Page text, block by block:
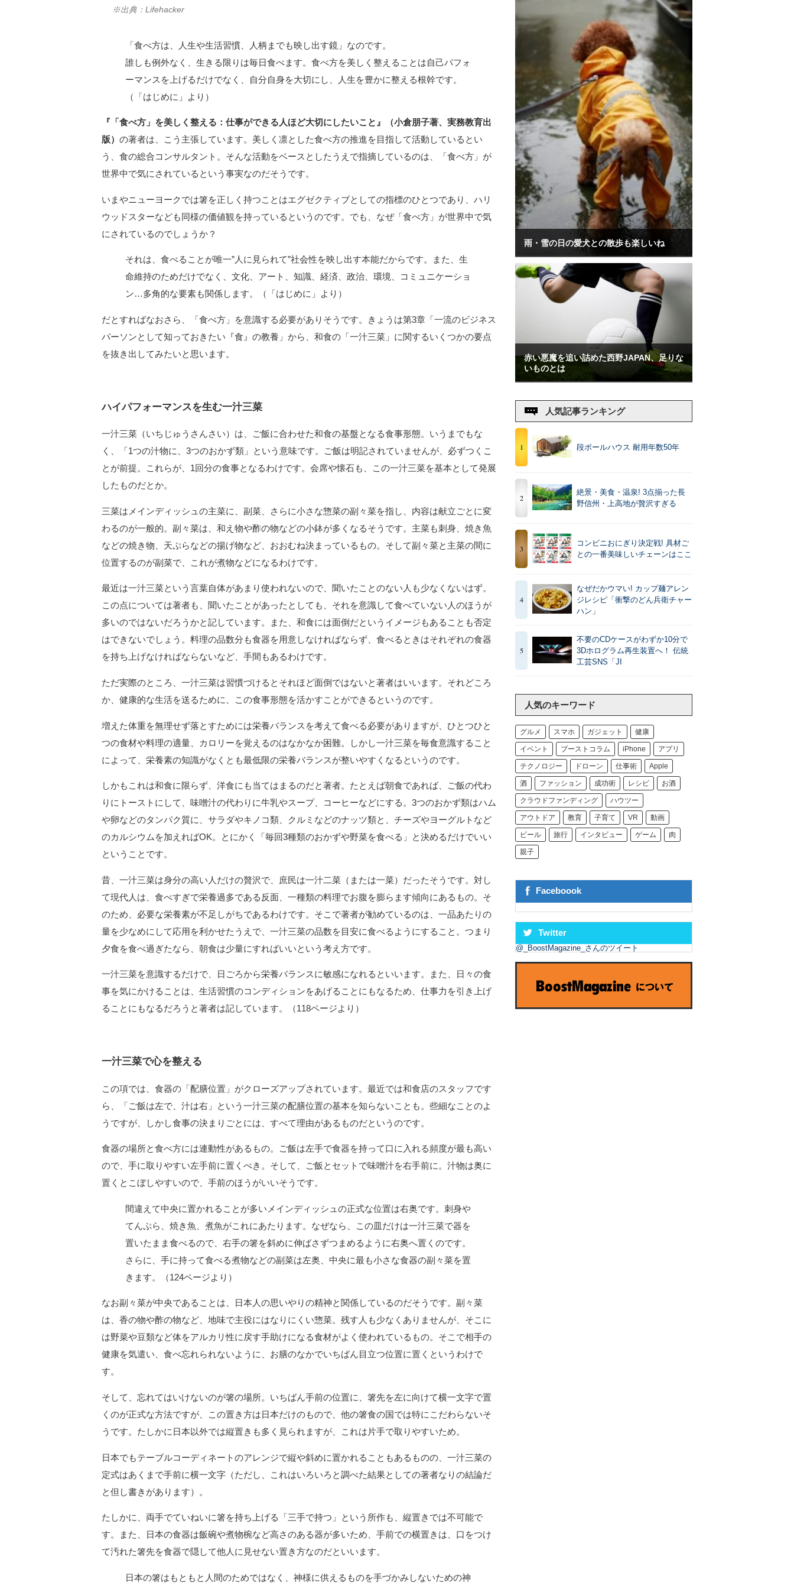
※出典：Lifehacker
「食べ方は、人生や生活習慣、人柄までも映し出す鏡」なのです。
誰しも例外なく、生きる限りは毎日食べます。食べ方を美しく整えることは自己パフォ
ーマンスを上げるだけでなく、自分自身を大切にし、人生を豊かに整える根幹です。
（「はじめに」より）
『「食べ方」を美しく整える：仕事ができる人ほど大切にしたいこと』（小倉朋子著、実務教育出
版） の著者は、こう主張しています。美しく凛とした食べ方の推進を目指して活動しているとい
う、食の総合コンサルタント。そんな活動をベースとしたうえで指摘しているのは、「食べ方」が
世界中で気にされているという事実なのだそうです。
いまやニューヨークでは箸を正しく持つことはエグゼクティブとしての指標のひとつであり、ハリ
ウッドスターなども同様の価値観を持っているというのです。でも、なぜ「食べ方」が世界中で気
にされているのでしょうか？
それは、食べることが唯一”人に見られて”社会性を映し出す本能だからです。また、生
命維持のためだけでなく、文化、アート、知識、経済、政治、環境、コミュニケーショ
ン…多角的な要素も関係します。（「はじめに」より）
だとすればなおさら、「食べ方」を意識する必要がありそうです。きょうは第3章「一流のビジネス
パーソンとして知っておきたい『食』の教養」から、和食の「一汁三菜」に関するいくつかの要点
を抜き出してみたいと思います。
ハイパフォーマンスを生む一汁三菜
一汁三菜（いちじゅうさんさい）は、ご飯に合わせた和食の基盤となる食事形態。いうまでもな
く、「1つの汁物に、3つのおかず類」という意味です。ご飯は明記されていませんが、必ずつくこ
とが前提。これらが、1回分の食事となるわけです。会席や懐石も、この一汁三菜を基本として発展
したものだとか。
三菜はメインディッシュの主菜に、副菜、さらに小さな惣菜の副々菜を指し、内容は献立ごとに変
わるのが一般的。副々菜は、和え物や酢の物などの小鉢が多くなるそうです。主菜も刺身、焼き魚
などの焼き物、天ぷらなどの揚げ物など、おおむね決まっているもの。そして副々菜と主菜の間に
位置するのが副菜で、これが煮物などになるわけです。
最近は一汁三菜という言葉自体があまり使われないので、聞いたことのない人も少なくないはず。
この点については著者も、聞いたことがあったとしても、それを意識して食べていない人のほうが
多いのではないだろうかと記しています。また、和食には面倒だというイメージもあることも否定
はできないでしょう。料理の品数分も食器を用意しなければならず、食べるときはそれぞれの食器
を持ち上げなければならないなど、手間もあるわけです。
ただ実際のところ、一汁三菜は習慣づけるとそれほど面倒ではないと著者はいいます。それどころ
か、健康的な生活を送るために、この食事形態を活かすことができるというのです。
増えた体重を無理せず落とすためには栄養バランスを考えて食べる必要がありますが、ひとつひと
つの食材や料理の適量、カロリーを覚えるのはなかなか困難。しかし一汁三菜を毎食意識すること
によって、栄養素の知識がなくとも最低限の栄養バランスが整いやすくなるというのです。
しかもこれは和食に限らず、洋食にも当てはまるのだと著者。たとえば朝食であれば、ご飯の代わ
りにトーストにして、味噌汁の代わりに牛乳やスープ、コーヒーなどにする。3つのおかず類はハム
や卵などのタンパク質に、サラダやキノコ類、クルミなどのナッツ類と、チーズやヨーグルトなど
のカルシウムを加えればOK。とにかく「毎回3種類のおかずや野菜を食べる」と決めるだけでいい
ということです。
昔、一汁三菜は身分の高い人だけの贅沢で、庶民は一汁二菜（または一菜）だったそうです。対し
て現代人は、食べすぎで栄養過多である反面、一種類の料理でお腹を膨らます傾向にあるもの。そ
のため、必要な栄養素が不足しがちであるわけです。そこで著者が勧めているのは、一品あたりの
量を少なめにして応用を利かせたうえで、一汁三菜の品数を目安に食べるようにすること。つまり
夕食を食べ過ぎたなら、朝食は少量にすればいいという考え方です。
一汁三菜を意識するだけで、日ごろから栄養バランスに敏感になれるといいます。また、日々の食
事を気にかけることは、生活習慣のコンディションをあげることにもなるため、仕事力を引き上げ
ることにもなるだろうと著者は記しています。（118ページより）
一汁三菜で心を整える
この項では、食器の「配膳位置」がクローズアップされています。最近では和食店のスタッフです
ら、「ご飯は左で、汁は右」という一汁三菜の配膳位置の基本を知らないことも。些細なことのよ
うですが、しかし食事の決まりごとには、すべて理由があるものだというのです。
食器の場所と食べ方には連動性があるもの。ご飯は左手で食器を持って口に入れる頻度が最も高い
ので、手に取りやすい左手前に置くべき。そして、ご飯とセットで味噌汁を右手前に。汁物は奥に
置くとこぼしやすいので、手前のほうがいいそうです。
間違えて中央に置かれることが多いメインディッシュの正式な位置は右奥です。刺身や
てんぷら、焼き魚、煮魚がこれにあたります。なぜなら、この皿だけは一汁三菜で器を
置いたまま食べるので、右手の箸を斜めに伸ばさずつまめるように右奥へ置くのです。
さらに、手に持って食べる煮物などの副菜は左奥、中央に最も小さな食器の副々菜を置
きます。（124ページより）
なお副々菜が中央であることは、日本人の思いやりの精神と関係しているのだそうです。副々菜
は、香の物や酢の物など、地味で主役にはなりにくい惣菜。残す人も少なくありませんが、そこに
は野菜や豆類など体をアルカリ性に戻す手助けになる食材がよく使われているもの。そこで相手の
健康を気遣い、食べ忘れられないように、お膳のなかでいちばん目立つ位置に置くというわけで
す。
そして、忘れてはいけないのが箸の場所。いちばん手前の位置に、箸先を左に向けて横一文字で置
くのが正式な方法ですが、この置き方は日本だけのもので、他の箸食の国では特にこだわらないそ
うです。たしかに日本以外では縦置きも多く見られますが、これは片手で取りやすいため。
日本でもテーブルコーディネートのアレンジで縦や斜めに置かれることもあるものの、一汁三菜の
定式はあくまで手前に横一文字（ただし、これはいろいろと調べた結果としての著者なりの結論だ
と但し書きがあります）。
たしかに、両手でていねいに箸を持ち上げる「三手で持つ」という所作も、縦置きでは不可能で
す。また、日本の食器は飯碗や煮物椀など高さのある器が多いため、手前での横置きは、口をつけ
て汚れた箸先を食器で隠して他人に見せない置き方なのだといいます。
日本の箸はもともと人間のためではなく、神様に供えるものを手づかみしないための神
雨・雪の日の愛犬との散歩も楽しいね
赤い悪魔を追い詰めた西野JAPAN、足りな
いものとは
人気記事ランキング
1 段ボールハウス 耐用年数50年
2
絶景・美食・温泉! 3点揃った長
野信州・上高地が贅沢すぎる
3
コンビニおにぎり決定戦! 具材ご
との一番美味しいチェーンはここ
4
なぜだかウマい! カップ麺アレン
ジレシピ「衝撃のどん兵衛チャー
ハン」
5
不要のCDケースがわずか10分で
3Dホログラム再生装置へ！ 伝統
工芸SNS「JI
人気のキーワード
グルメ スマホ ガジェット 健康
イベント ブーストコラム iPhone アプリ
テクノロジー ドローン 仕事術 Apple
酒 ファッション 成功術 レシピ お酒
クラウドファンディング ハウツー
アウトドア 教育 子育て VR 動画
ビール 旅行 インタビュー ゲーム 肉
親子
Faceboook
Twitter
@_BoostMagazine_さんのツイート